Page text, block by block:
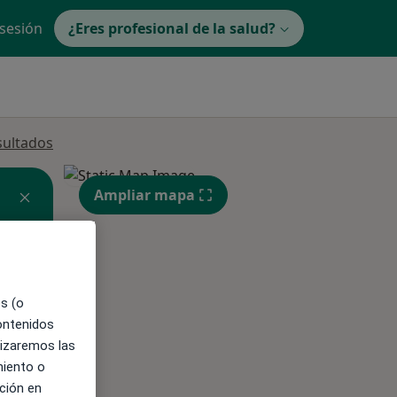
¿Eres profesional de la salud?
Ampliar mapa
(o
las
o
en